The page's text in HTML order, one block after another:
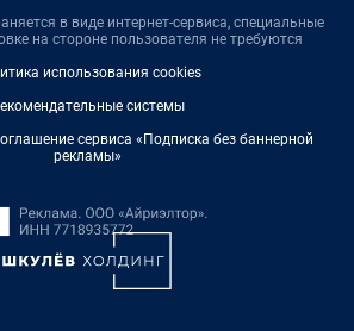
в виде интернет-сервиса, специальные
на стороне пользователя не требуются
использования cookies
системы
сервиса «Подписка без баннерной
рекламы»